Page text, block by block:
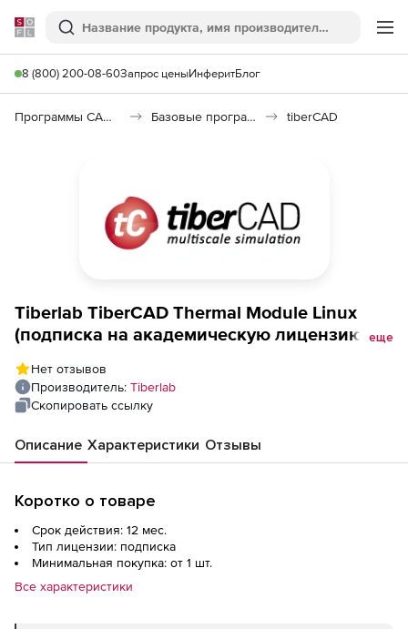
Softline
Поиск
8 (800) 200-08-60Запрос ценыИнферитБлог
Программы САПР и ГИС Базовые программы tiberCAD
Tiberlab TiberCAD Thermal Module Linux
(подписка на академическую лицензию на
еще
Нет отзывов
Производитель: Tiberlab
Скопировать ссылку
Описание Характеристики Отзывы
Коротко о товаре
Срок действия: 12 мес.
Тип лицензии: подписка
Минимальная покупка: от 1 шт.
Все характеристики